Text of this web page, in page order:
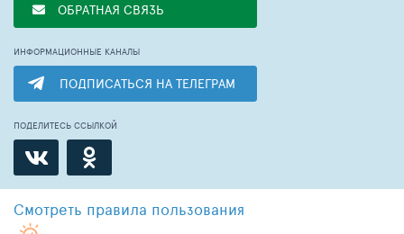
ОБРАТНАЯ СВЯЗЬ
ИНФОРМАЦИОННЫЕ КАНАЛЫ
ПОДПИСАТЬСЯ НА ТЕЛЕГРАМ
ПОДЕЛИТЕСЬ ССЫЛКОЙ
Смотреть правила пользования